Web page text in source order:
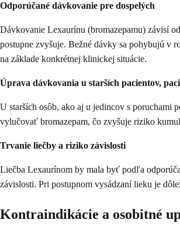
Odporúčané dávkovanie pre dospelých
Dávkovanie Lexaurínu (bromazepamu) závisí
postupne zvyšuje. Bežné dávky sa pohybujú v
na základe konkrétnej klinickej situácie.
Úprava dávkovania u starších pacientov,
U starších osôb, ako aj u jedincov s poruchami
vylučovať bromazepam, čo zvyšuje riziko
Trvanie liečby a riziko závislosti
Liečba Lexaurínom by mala byť podľa
závislosti. Pri postupnom vysádzaní lieku je
Kontraindikácie a osobitné